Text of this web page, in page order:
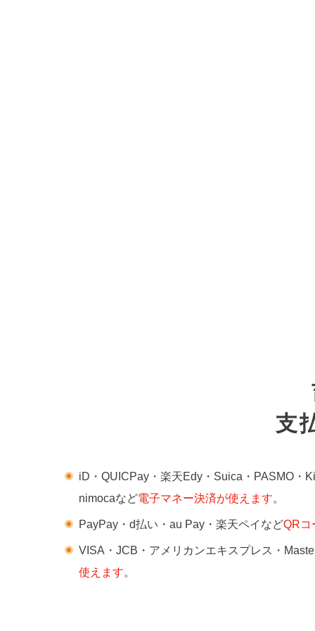
支
iD・QUICPay・楽天Edy・Suica・PASMO・
nimocaなど電子マネー決済が使えます。
PayPay・d払い・au Pay・楽天ペイなどQRコ
VISA・JCB・アメリカンエキスプレス・
使えます。